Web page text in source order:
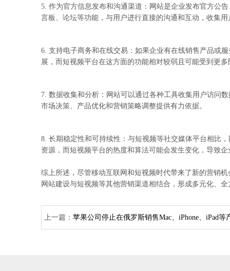
5. 作为官方信息发布和沟通渠道：网站是企业发布官方公
言板、论坛等功能，与用户进行直接的沟通和互动，收集
6. 支持电子商务和在线交易：如果企业有在线销售产品或
展，而短视频平台在这方面的功能相对较弱且可能受到更多
7. 数据收集和分析：网站可以通过各种工具收集用户访问
市场决策、产品优化和营销策略调整提供有力依据。
8. 长期稳定性和可持续性：与短视频等社交媒体平台相比
资源，而短视频平台的热度和算法可能会发生变化，导致
综上所述，尽管移动互联网和短视频时代带来了新的营销
网站建设与短视频等其他营销渠道相结合，形成多元化、
上一篇： 苹果公司停止在俄罗斯销售Mac、iPhone、iPad等